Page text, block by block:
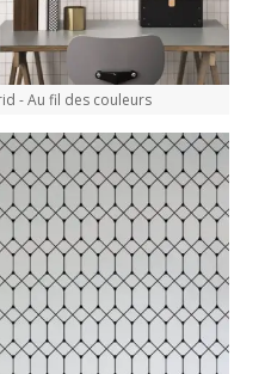
- Au fil des couleurs